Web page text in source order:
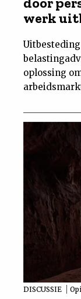
werk
oplossing
DISCUSSIE